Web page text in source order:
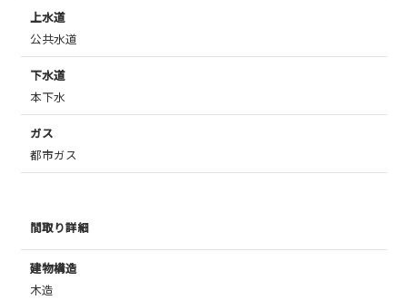
上水道
公共水道
下水道
本下水
ガス
都市ガス
間取り詳細
建物構造
木造